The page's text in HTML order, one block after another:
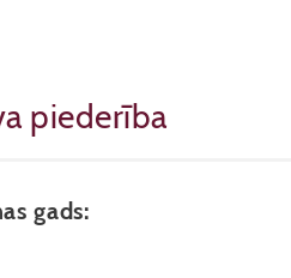
piederība
gads: